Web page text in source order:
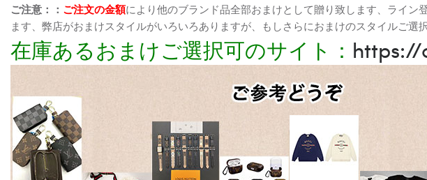
ご注意：： ご注文の金額により他のブランド品全部おまけとして贈り致します、ライ
ます、弊店がおまけスタイルがいろいろありますが、もしさらにおまけのスタイルご
在庫あるおまけご選択可のサイト：